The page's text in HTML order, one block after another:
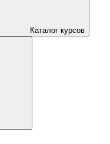
Каталог курсов